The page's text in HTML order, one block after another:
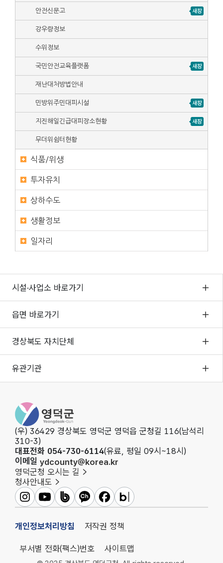
안전신문고
강우량정보
수위정보
국민안전교육플랫폼
재난대처방법안내
민방위주민대피시설
지진해일긴급대피장소현황
무더위쉼터현황
식품/위생
투자유치
상하수도
생활정보
일자리
시설·사업소 바로가기
읍면 바로가기
경상북도 자치단체
유관기관
영덕군청
(우) 36429 경상북도 영덕군 영덕읍 군청길 116(남석리
310-3)
대표전화 054-730-6114(유료, 평일 09시~18시)
이메일 ydcounty@korea.kr
영덕군청 오시는 길
청사안내도
영덕군인스타그램
영덕군유튜브영덕군밴드영덕군카카오채널
영덕군페이스북
영덕군블로그
개인정보처리방침 저작권 정책
부서별 전화(팩스)번호 사이트맵